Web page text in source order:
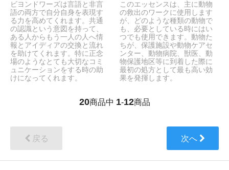
ビヨンドワーズは言語と非言
語の両方で自分自身を表現す
る力を高めてくれます。共通
の認識という意図を持って、
ある人からもう一人の人へ情
報とアイディアの交換と流れ
を助けてくれます。特に正念
場のようなとても大切なコミ
ュニケーションをする時の助
けになってくれます。
このエッセンスは、主に動物
の救出のワークに使用します
が、どのような種類の動物で
も、必要としている時にはい
つでも使用できます。動物た
ちが、保護施設や動物ケアセ
ンター、動物病院、獣医、動
物保護地区等に到着した際に
最初の処方として最も高い効
果を発揮します。
20商品中 1-12商品
戻る 次へ